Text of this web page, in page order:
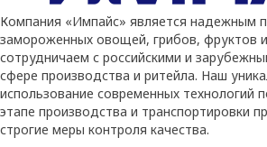
Компания «Импайс» является надежным
замороженных овощей, грибов, фруктов
сотрудничаем с российскими и
сфере производства и ритейла. Наш
использование современных технологий
этапе производства и транспортировки
строгие меры контроля качества.